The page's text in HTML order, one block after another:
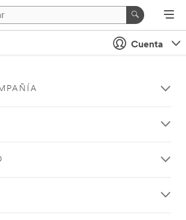
Cuenta